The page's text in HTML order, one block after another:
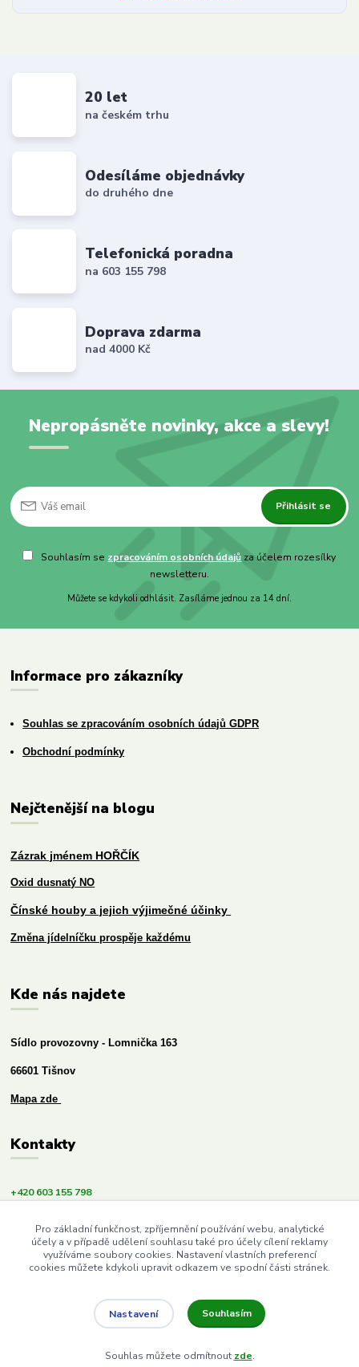
20 let
na českém trhu
Odesíláme objednávky
do druhého dne
Telefonická poradna
na 603 155 798
Doprava zdarma
nad 4000 Kč
Nepropásněte novinky, akce a slevy!
Přihlásit se
Souhlasím se zpracováním osobních údajů za účelem rozesílky
newsletteru.
Můžete se kdykoli odhlásit. Zasíláme jednou za 14 dní.
Informace pro zákazníky
Souhlas se zpracováním osobních údajů GDPR
Obchodní podmínky
Nejčtenější na blogu
Zázrak jménem HOŘČÍK
Oxid dusnatý NO
Čínské houby a jejich výjimečné účinky
Změna jídelníčku prospěje každému
Kde nás najdete
Sídlo provozovny - Lomnička 163
66601 Tišnov
Mapa zde
Kontakty
+420 603 155 798
info@budemezdravi.cz
Upravit sběr cookies.
Vytvořeno na Eshop-rychle.cz
Pro základní funkčnost, zpříjemnění používání webu, analytické
účely a v případě udělení souhlasu také pro účely cílení reklamy
využíváme soubory cookies. Nastavení vlastních preferencí
cookies můžete kdykoli upravit odkazem ve spodní části stránek.
Nastavení Souhlasím
Souhlas můžete odmítnout zde.